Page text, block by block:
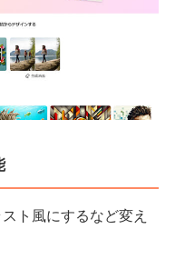
ト風にするなど変え